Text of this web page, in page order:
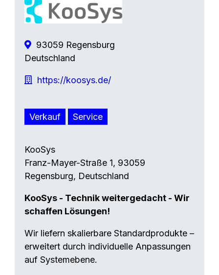
93059 Regensburg
Deutschland
https://koosys.de/
Verkauf Service
KooSys
Franz-Mayer-Straße 1, 93059
Regensburg, Deutschland
KooSys - Technik weitergedacht - Wir
schaffen Lösungen!
Wir liefern skalierbare Standardprodukte –
erweitert durch individuelle Anpassungen
auf Systemebene.